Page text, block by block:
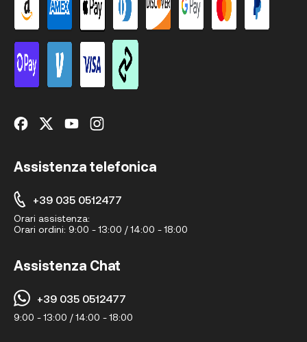
Assistenza telefonica
+39 035 0512477
Orari assistenza:
Orari ordini: 9:00 - 13:00 / 14:00 - 18:00
Assistenza Chat
+39 035 0512477
9:00 - 13:00 / 14:00 - 18:00